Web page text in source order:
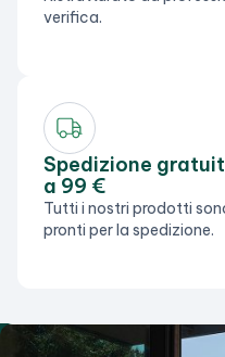
verifica.
Spedizione
a 99 €
Tutti i nostri prodotti
pronti per la spedizione.